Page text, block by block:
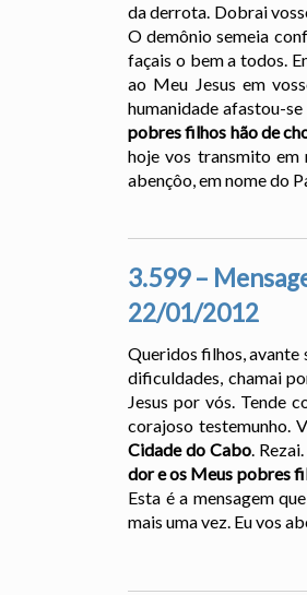
da derrota. Dobrai
O demônio semeia
façais o bem a todos.
ao Meu Jesus em
humanidade afastou-
pobres filhos hão de
hoje vos transmito em
abençôo, em nome do
3.599 –
22/01/2012
Queridos filhos, avante
dificuldades, chamai
Jesus por vós. Tende
corajoso testemunho.
Cidade do Cabo.
dor e os Meus pobres
Esta é a mensagem
mais uma vez. Eu vos